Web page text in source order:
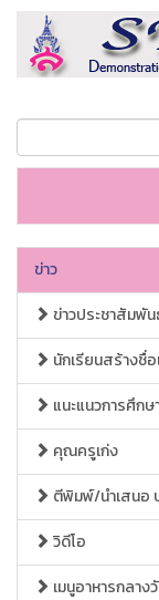
ข่าว
ข่าวประชาสัมพั
นักเรียนสร้างชื่
แนะแนวการศึก
คุณครูเก่ง
ตีพิมพ์/นำเสนอ
วิดีโอ
เมนูอาหารกลาง